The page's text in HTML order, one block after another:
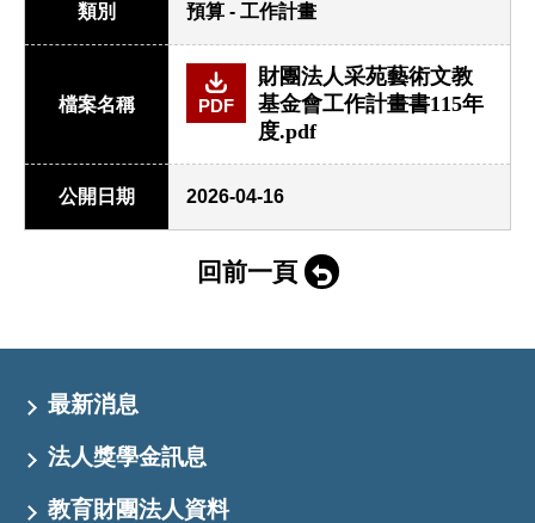
類別 預算 - 工作計畫
檔案名稱 PDF
財團法人采苑藝術文教
基金會工作計畫書115年
度.pdf
公開日期 2026-04-16
回前一頁
最新消息
法人獎學金訊息
教育財團法人資料